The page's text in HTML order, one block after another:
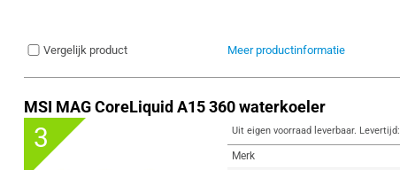
Vergelijk product Meer productinformatie
MSI MAG CoreLiquid A15 360 waterkoeler
3 Uit eigen voorraad leverbaar. Levertijd:
Merk